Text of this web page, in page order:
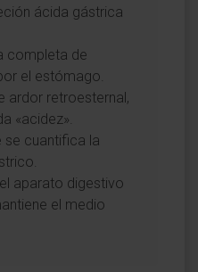
ácida gástrica
completa de
el estómago.
ardor retroesternal,
«acidez».
se cuantifica la
aparato digestivo
el medio